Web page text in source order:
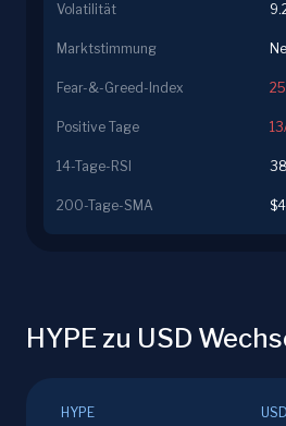
Volatilität
Marktstimmung
Fear-&-Greed-Index
Positive Tage
14-Tage-RSI
200-Tage-SMA
HYPE zu USD
HYPE USD